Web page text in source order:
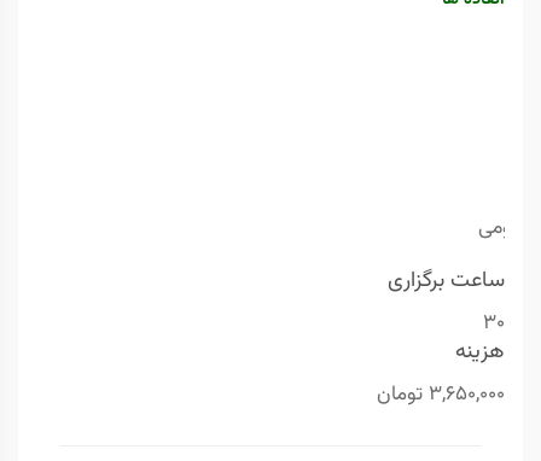
عمومی
ُساعت برگزاری
30
هزینه
3,650,000 تومان